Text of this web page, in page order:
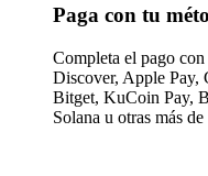
Paga con tu
Completa el pago
Discover, Apple Pay,
Bitget, KuCoin Pay,
Solana u otras más